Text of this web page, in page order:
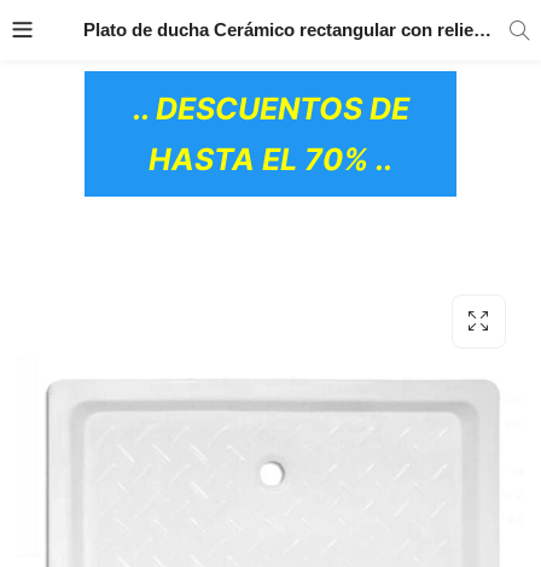
PRODUCTOS
.. DESCUENTOS DE
HASTA EL 70% ..
Plato de ducha Cerámico rectangular con relieve 120×70